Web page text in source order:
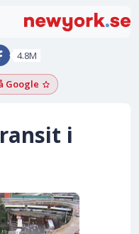
- Instagram
4.8M
GoogleLägg till som
i